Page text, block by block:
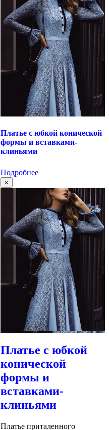
Платье с юбкой конической
формы и вставками-
клиньями
Подробнее
×
Платье с юбкой
конической
формы и
вставками-
клиньями
Платье приталенного